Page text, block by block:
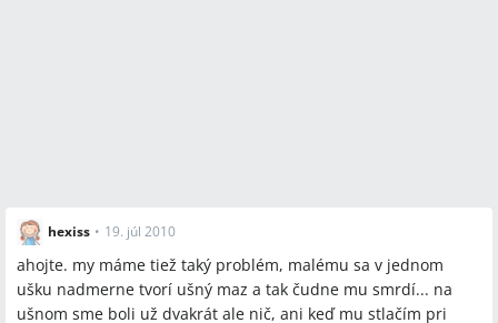
hexiss • 19. júl 2010
ahojte. my máme tiež taký problém, malému sa v jednom
ušku nadmerne tvorí ušný maz a tak čudne mu smrdí... na
ušnom sme boli už dvakrát ale nič, ani keď mu stlačím pri